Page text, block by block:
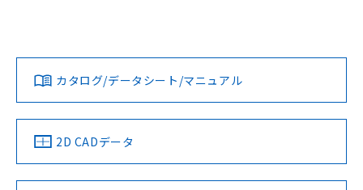
ダウンロードデータをご利用いただく前に、以下を必ずお読
みください。
ソフトウェアの使用条件
対応済み
中国 RoHS 注意事項・凡例
カタログ/データシート/マニュアル
2D CADデータ